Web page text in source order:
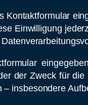
Kontaktformular
Einwilligung
der Zweck für
insbesondere